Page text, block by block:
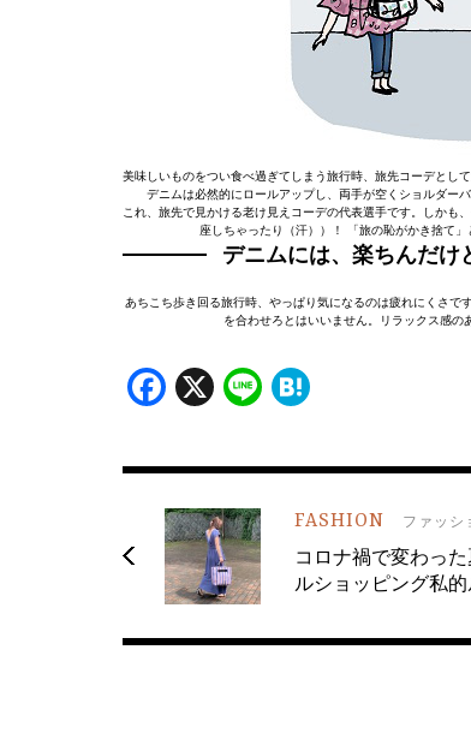
美味しいものをつい食べ過ぎてしまう旅行時、旅先コーデとし
デニムは必然的にロールアップし、両手が空くショルダー
これ、旅先で見かける老け見えコーデの代表選手です。しかも
座しちゃったり（汗））！ 「旅の恥がかき捨て
デニムには、楽ちんだけ
あちこち歩き回る旅行時、やっぱり気になるのは疲れにくさ
を合わせろとはいいません。リラックス感の
Facebook
X Line
FASHION ファッシ
コロナ禍で変わっ
ルショッピング私